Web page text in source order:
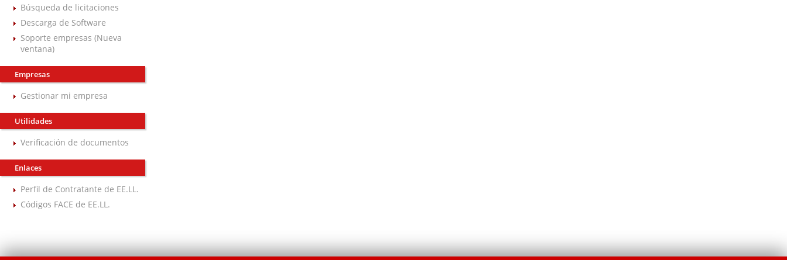
Búsqueda de licitaciones
Descarga de Software
Soporte empresas (Nueva
ventana)
Empresas
Gestionar mi empresa
Utilidades
Verificación de documentos
Enlaces
Perfil de Contratante de EE.LL.
Códigos FACE de EE.LL.